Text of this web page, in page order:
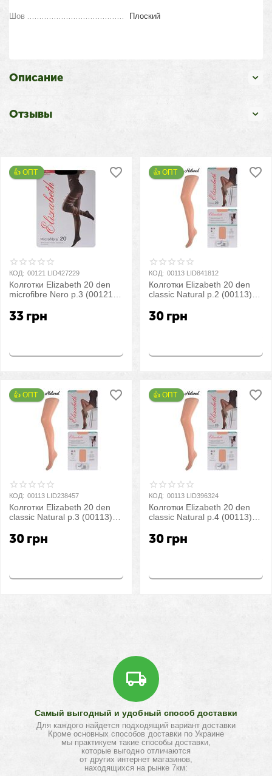
Шов Плоский
Описание
Отзывы
👍 ОПТ
КОД: 00121 LID427229
Колготки Elizabeth 20 den
microfibre Nero р.3 (00121) |
33 грн
👍 ОПТ
КОД: 00113 LID841812
Колготки Elizabeth 20 den
classic Natural р.2 (00113) |
30 грн
👍 ОПТ
КОД: 00113 LID238457
Колготки Elizabeth 20 den
classic Natural р.3 (00113) |
30 грн
👍 ОПТ
КОД: 00113 LID396324
Колготки Elizabeth 20 den
classic Natural р.4 (00113) |
30 грн
Самый выгодный и удобный способ доставки
Для каждого найдется подходящий вариант доставки
Кроме основных способов доставки по Украине
мы практикуем такие способы доставки,
которые выгодно отличаются
от других интернет магазинов,
находящихся на рынке 7км: